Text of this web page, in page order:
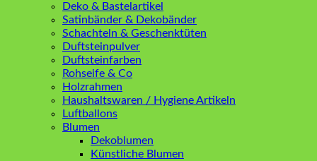
Deko & Bastelartikel
Satinbänder & Dekobänder
Schachteln & Geschenktüten
Duftsteinpulver
Duftsteinfarben
Rohseife & Co
Holzrahmen
Haushaltswaren / Hygiene Artikeln
Luftballons
Blumen
Dekoblumen
Künstliche Blumen